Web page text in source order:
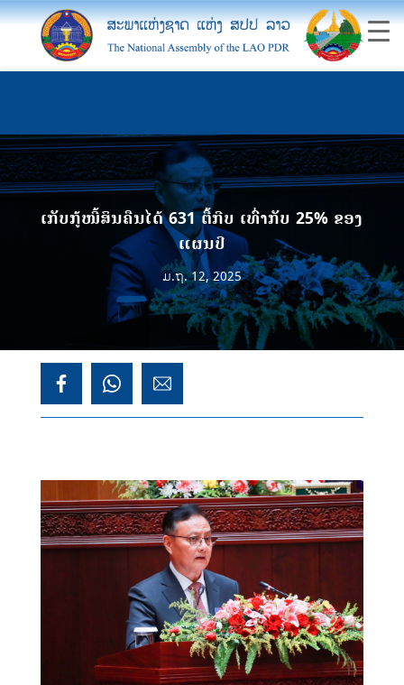
ເກັບກູ້ໜີ້ສິນຄືນໄດ້ 631 ຕື້ກີບ ເທົ່າກັບ 25% ຂອງ
ແຜນປີ
ມ.ຖ. 12, 2025